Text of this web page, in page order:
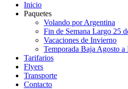
Inicio
Paquetes
Volando por Argentina
Fin de Semana Largo 25
Vacaciones de Invierno
Temporada Baja Agosto a
Tarifarios
Flyers
Transporte
Contacto